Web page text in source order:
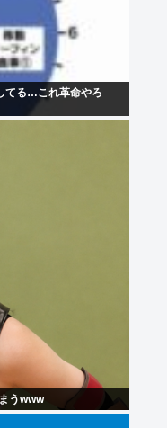
てる…これ革命やろ
うwww